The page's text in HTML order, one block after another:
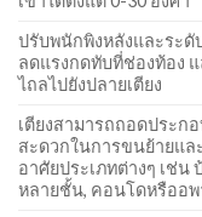
ปรับพนักพิงหลังและระ
ลดแรงกดทับที่ช่องท้อง
ไถลไปยังปลายเตียง
เตียงสามารถถอดประก
สะดวกในการขนย้ายแล
อาศัยประเภทต่างๆ เช่
หลายชั้น, คอนโดหรืออพ